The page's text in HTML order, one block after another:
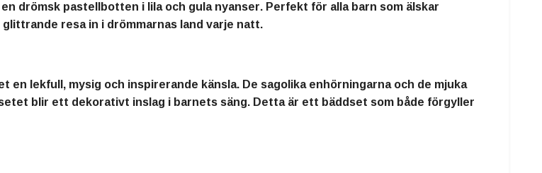
drömsk pastellbotten i lila och gula nyanser. Perfekt för alla barn som älskar
glittrande resa in i drömmarnas land varje natt.
en lekfull, mysig och inspirerande känsla. De sagolika enhörningarna och de mjuka
blir ett dekorativt inslag i barnets säng. Detta är ett bäddset som både förgyller